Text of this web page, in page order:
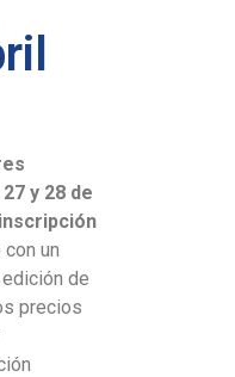
y 28 de
un
de
precios